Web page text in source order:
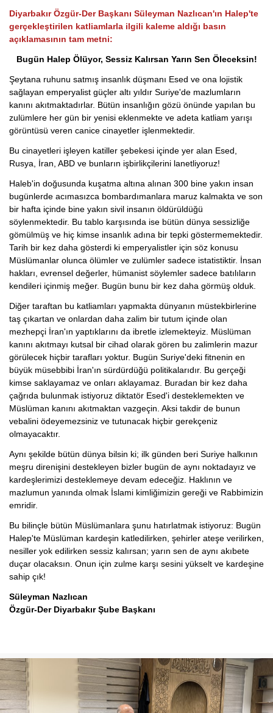
Diyarbakır Özgür-Der Başkanı Süleyman Nazlıcan'ın Halep'te
gerçekleştirilen katliamlarla ilgili kaleme aldığı basın
açıklamasının tam metni:
Bugün Halep Ölüyor, Sessiz Kalırsan Yarın Sen Öleceksin!
Şeytana ruhunu satmış insanlık düşmanı Esed ve ona lojistik
sağlayan emperyalist güçler altı yıldır Suriye'de mazlumların
kanını akıtmaktadırlar. Bütün insanlığın gözü önünde yapılan bu
zulümlere her gün bir yenisi eklenmekte ve adeta katliam yarışı
görüntüsü veren canice cinayetler işlenmektedir.
Bu cinayetleri işleyen katiller şebekesi içinde yer alan Esed,
Rusya, İran, ABD ve bunların işbirlikçilerini lanetliyoruz!
Haleb'in doğusunda kuşatma altına alınan 300 bine yakın insan
bugünlerde acımasızca bombardımanlara maruz kalmakta ve son
bir hafta içinde bine yakın sivil insanın öldürüldüğü
söylenmektedir. Bu tablo karşısında ise bütün dünya sessizliğe
gömülmüş ve hiç kimse insanlık adına bir tepki göstermemektedir.
Tarih bir kez daha gösterdi ki emperyalistler için söz konusu
Müslümanlar olunca ölümler ve zulümler sadece istatistiktir. İnsan
hakları, evrensel değerler, hümanist söylemler sadece batılıların
kendileri içinmiş meğer. Bugün bunu bir kez daha görmüş olduk.
Diğer taraftan bu katliamları yapmakta dünyanın müstekbirlerine
taş çıkartan ve onlardan daha zalim bir tutum içinde olan
mezhepçi İran'ın yaptıklarını da ibretle izlemekteyiz. Müslüman
kanını akıtmayı kutsal bir cihad olarak gören bu zalimlerin mazur
görülecek hiçbir tarafları yoktur. Bugün Suriye'deki fitnenin en
büyük müsebbibi İran'ın sürdürdüğü politikalarıdır. Bu gerçeği
kimse saklayamaz ve onları aklayamaz. Buradan bir kez daha
çağrıda bulunmak istiyoruz diktatör Esed'i desteklemekten ve
Müslüman kanını akıtmaktan vazgeçin. Aksi takdir de bunun
vebalini ödeyemezsiniz ve tutunacak hiçbir gerekçeniz
olmayacaktır.
Aynı şekilde bütün dünya bilsin ki; ilk günden beri Suriye halkının
meşru direnişini destekleyen bizler bugün de aynı noktadayız ve
kardeşlerimizi desteklemeye devam edeceğiz. Haklının ve
mazlumun yanında olmak İslami kimliğimizin gereği ve Rabbimizin
emridir.
Bu bilinçle bütün Müslümanlara şunu hatırlatmak istiyoruz: Bugün
Halep'te Müslüman kardeşin katledilirken, şehirler ateşe verilirken,
nesiller yok edilirken sessiz kalırsan; yarın sen de aynı akıbete
duçar olacaksın. Onun için zulme karşı sesini yükselt ve kardeşine
sahip çık!
Süleyman Nazlıcan
Özgür-Der Diyarbakır Şube Başkanı